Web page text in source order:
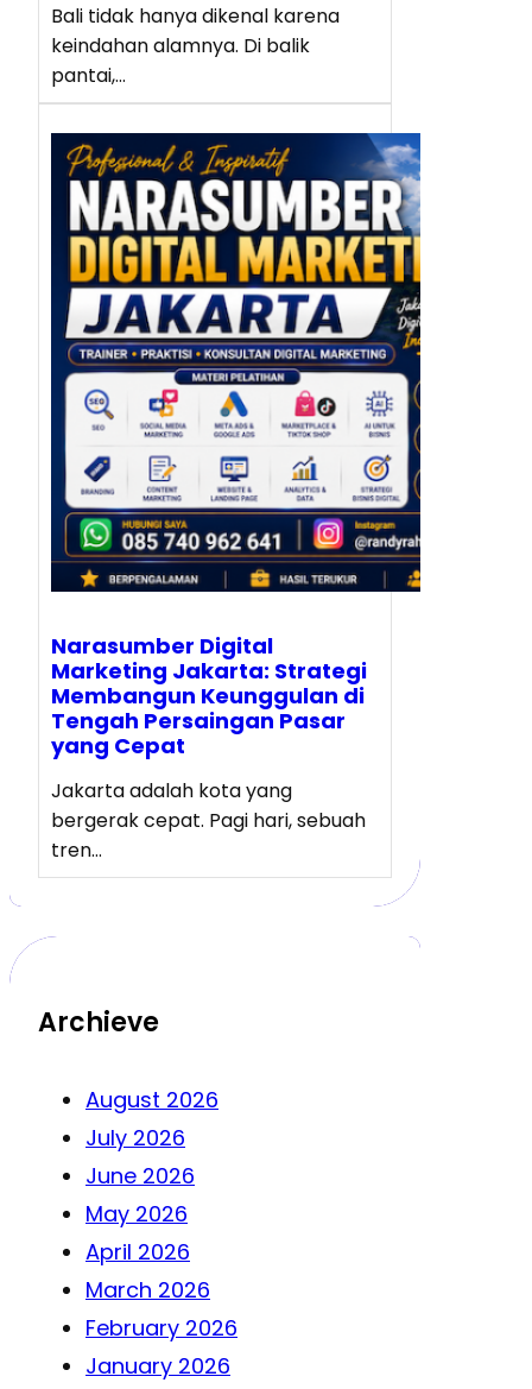
Bali tidak hanya dikenal karena
keindahan alamnya. Di balik
pantai,…
Narasumber Digital
Marketing Jakarta: Strategi
Membangun Keunggulan di
Tengah Persaingan Pasar
yang Cepat
Jakarta adalah kota yang
bergerak cepat. Pagi hari, sebuah
tren…
Archieve
August 2026
July 2026
June 2026
May 2026
April 2026
March 2026
February 2026
January 2026